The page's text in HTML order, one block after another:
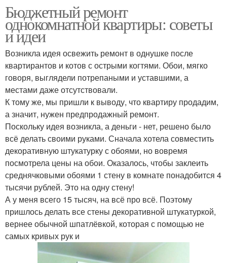
Бюджетный ремонт
однокомнатной квартиры: советы
и идеи
Возникла идея освежить ремонт в однушке после
квартирантов и котов с острыми когтями. Обои, мягко
говоря, выглядели потрепаными и уставшими, а
местами даже отсутствовали.
К тому же, мы пришли к выводу, что квартиру продадим,
а значит, нужен предпродажный ремонт.
Поскольку идея возникла, а деньги - нет, решено было
всё делать своими руками. Сначала хотела совместить
декоративную штукатурку с обоями, но вовремя
посмотрела цены на обои. Оказалось, чтобы заклеить
среднячковыми обоями 1 стену в комнате понадобится 4
тысячи рублей. Это на одну стену!
А у меня всего 15 тысяч, на всё про всё. Поэтому
пришлось делать все стены декоративной штукатуркой,
вернее обычной шпатлёвкой, которая с помощью не
самых кривых рук и